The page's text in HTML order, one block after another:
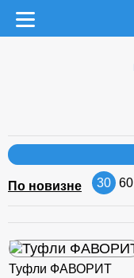
По новизне 30 60
Туфли ФАВОРИТ